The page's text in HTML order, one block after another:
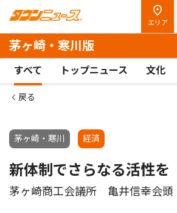
エリア
茅ヶ崎・寒川版
すべて トップニュース 文化
戻る
茅ヶ崎・寒川 経済
新体制でさらなる活性を
茅ヶ崎商工会議所 亀井信幸会頭